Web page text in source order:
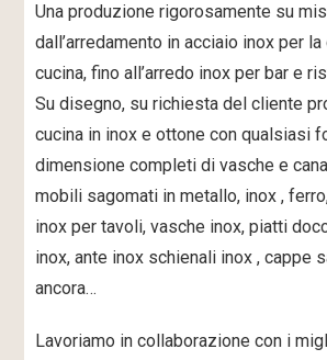
Una produzione rigorosamente su
dall’arredamento in acciaio inox per la
cucina, fino all’arredo inox per bar e
Su disegno, su richiesta del cliente
cucina in inox e ottone con qualsiasi
dimensione completi di vasche e
mobili sagomati in metallo, inox ,
inox per tavoli, vasche inox, piatti
inox, ante inox schienali inox , cappe
ancora…
Lavoriamo in collaborazione con i